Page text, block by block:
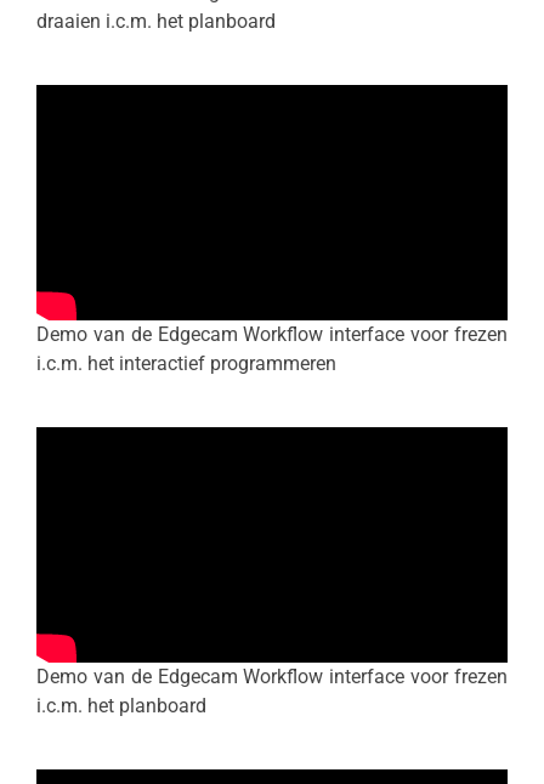
draaien i.c.m. het planboard
Demo van de Edgecam Workflow interface voor frezen
i.c.m. het interactief programmeren
Demo van de Edgecam Workflow interface voor frezen
i.c.m. het planboard